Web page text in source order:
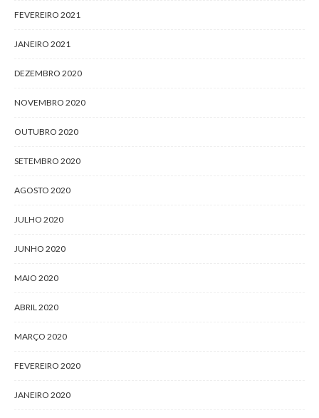
FEVEREIRO 2021
JANEIRO 2021
DEZEMBRO 2020
NOVEMBRO 2020
OUTUBRO 2020
SETEMBRO 2020
AGOSTO 2020
JULHO 2020
JUNHO 2020
MAIO 2020
ABRIL 2020
MARÇO 2020
FEVEREIRO 2020
JANEIRO 2020